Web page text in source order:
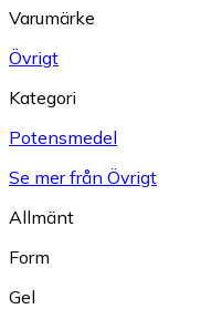
Varumärke
Övrigt
Kategori
Potensmedel
Se mer från Övrigt
Allmänt
Form
Gel